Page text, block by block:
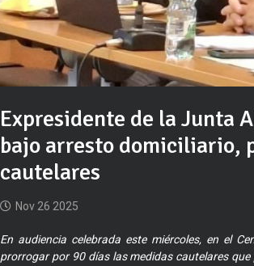
Expresidente de la Junta
bajo arresto domiciliario,
cautelares
Nov 26 2025
En audiencia celebrada este miércoles, en el
prorrogar por 90 días las medidas cautelares